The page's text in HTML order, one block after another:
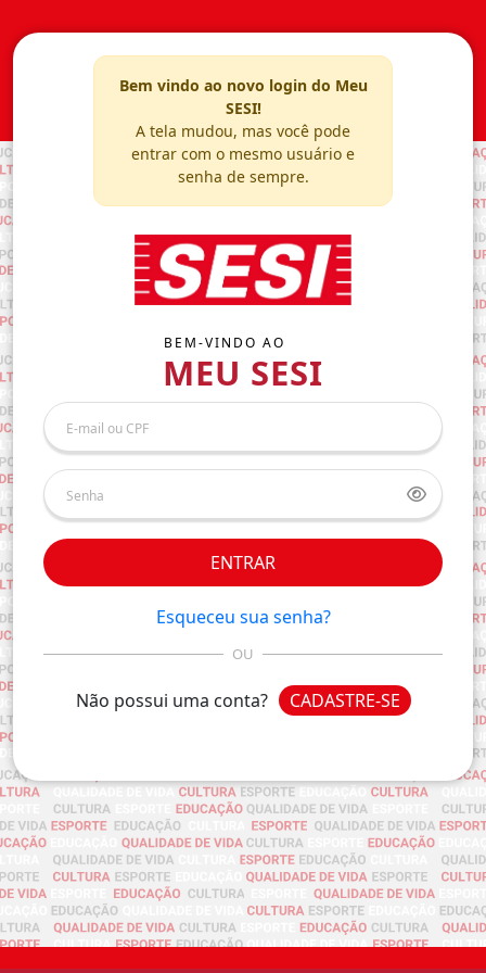
Bem vindo ao novo login do Meu
SESI!
A tela mudou, mas você pode
entrar com o mesmo usuário e
senha de sempre.
BEM-VINDO AO
MEU SESI
ENTRAR
Esqueceu sua senha?
OU
Não possui uma conta? CADASTRE-SE